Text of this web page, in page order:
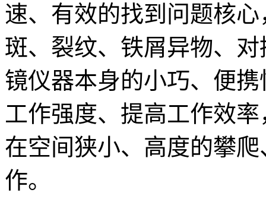
速、有效的找到问题核
斑、裂纹、铁屑异物、
镜仪器本身的小巧、便
工作强度、提高工作效
在空间狭小、高度的攀
作。